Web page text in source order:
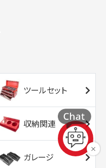
ツールセット
収納関連
ガレージ